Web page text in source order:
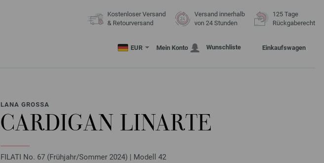
Kostenloser Versand
& Retourversand
Versand innerhalb
von 24 Stunden
125 Tage
Rückgaberecht
EUR Mein Konto Wunschliste Einkaufswagen
LANA GROSSA
CARDIGAN LINARTE
FILATI No. 67 (Frühjahr/Sommer 2024) | Modell 42